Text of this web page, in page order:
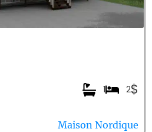
$
2
1
Maison Nordique